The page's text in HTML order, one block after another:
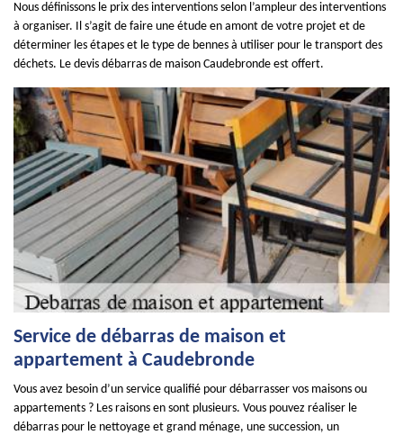
Nous définissons le prix des interventions selon l’ampleur des interventions
à organiser. Il s’agit de faire une étude en amont de votre projet et de
déterminer les étapes et le type de bennes à utiliser pour le transport des
déchets. Le devis débarras de maison Caudebronde est offert.
Service de débarras de maison et
appartement à Caudebronde
Vous avez besoin d’un service qualifié pour débarrasser vos maisons ou
appartements ? Les raisons en sont plusieurs. Vous pouvez réaliser le
débarras pour le nettoyage et grand ménage, une succession, un